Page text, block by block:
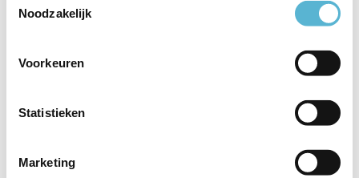
Noodzakelijk
Voorkeuren
Statistieken
Marketing
Reviews
Schrijf je eigen review
Gerelateerde artikelen: